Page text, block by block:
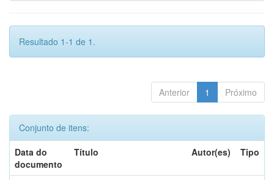
Resultado 1-1 de 1.
Anterior 1 Próximo
Conjunto de itens:
Data do
documento
Título Autor(es) Tipo